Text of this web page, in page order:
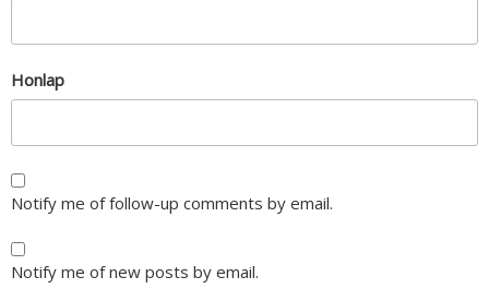
Honlap
Notify me of follow-up comments by email.
Notify me of new posts by email.